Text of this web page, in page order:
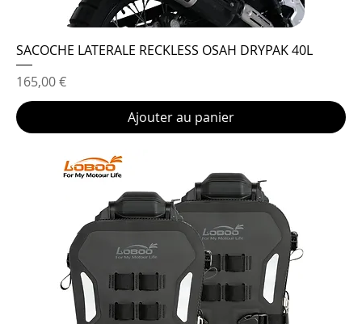
SACOCHE LATERALE RECKLESS OSAH DRYPAK 40L
Prix
165,00 €
Ajouter au panier